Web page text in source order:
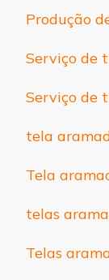
Produção
Serviço de
Serviço de
tela
Tela
telas
Telas